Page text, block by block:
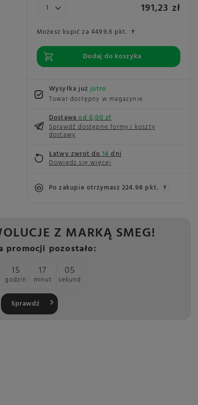
191,23 zł
Możesz kupić za 4499.6 pkt.
Dodaj do koszyka
Wysyłka jużjutro
Towar dostępny w magazynie
Dostawaod 0,00 zł
Sprawdź dostępne formy i koszty
dostawy
Łatwy zwrot do14dni
Dowiedz się więcej
Po zakupie otrzymasz 224.98 pkt.
Z MARKĄ SMEG!
promocji pozostało:
15
godzin
17
minut
04
sekund
Sprawdź